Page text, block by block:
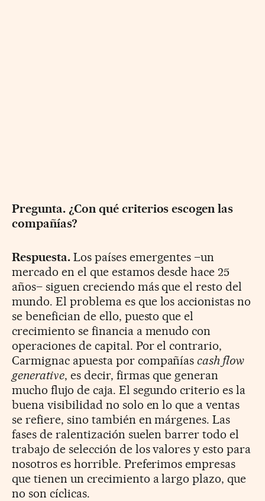
Pregunta. ¿Con qué criterios escogen las
compañías?
Respuesta.Los países emergentes –un
mercado en el que estamos desde hace 25
años– siguen creciendo más que el resto del
mundo. El problema es que los accionistas no
se benefician de ello, puesto que el
crecimiento se financia a menudo con
operaciones de capital. Por el contrario,
Carmignac apuesta por compañíascash flow
generative, es decir, firmas que generan
mucho flujo de caja. El segundo criterio es la
buena visibilidad no solo en lo que a ventas
se refiere, sino también en márgenes. Las
fases de ralentización suelen barrer todo el
trabajo de selección de los valores y esto para
nosotros es horrible. Preferimos empresas
que tienen un crecimiento a largo plazo, que
no son cíclicas.